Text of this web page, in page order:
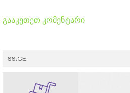
გააკეთეთ კომენტარი
SS.GE